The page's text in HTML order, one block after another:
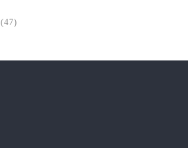
(47)